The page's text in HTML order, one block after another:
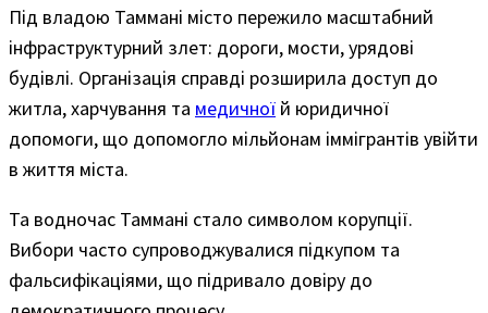
Під владою Таммані місто пережило масштабний
інфраструктурний злет: дороги, мости, урядові
будівлі. Організація справді розширила доступ до
житла, харчування та медичної й юридичної
допомоги, що допомогло мільйонам іммігрантів увійти
в життя міста.
Та водночас Таммані стало символом корупції.
Вибори часто супроводжувалися підкупом та
фальсифікаціями, що підривало довіру до